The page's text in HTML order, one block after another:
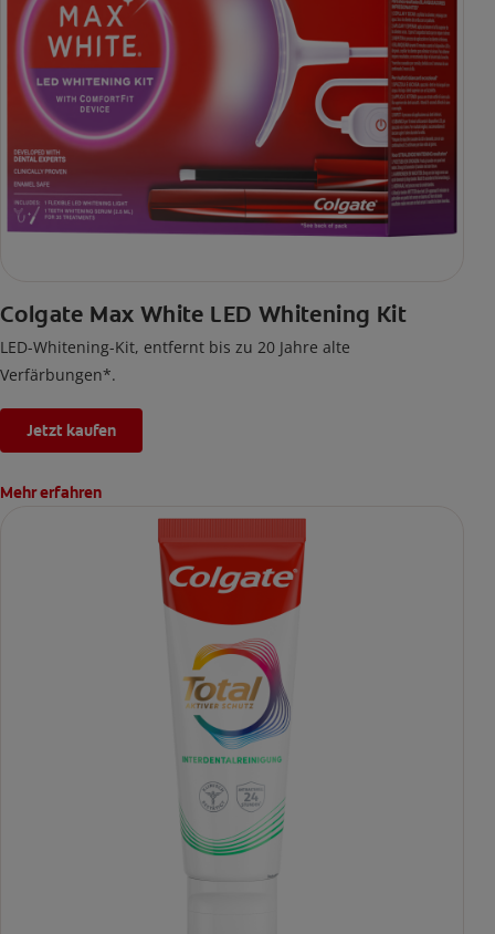
Colgate Max White LED Whitening Kit
LED-Whitening-Kit, entfernt bis zu 20 Jahre alte
Verfärbungen*.
Jetzt kaufen
Mehr erfahren